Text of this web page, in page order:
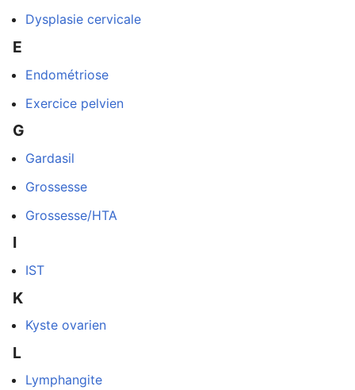
LireDysplasie cervicale
E
Endométriose
Exercice pelvien
G
Gardasil
Grossesse
Grossesse/HTA
I
IST
K
Kyste ovarien
L
Lymphangite